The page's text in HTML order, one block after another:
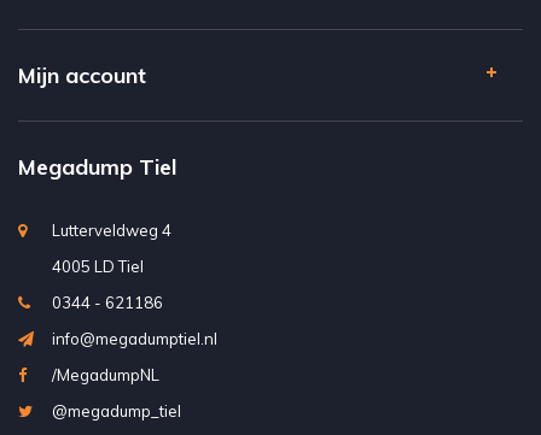
Mijn account
Megadump Tiel
Lutterveldweg 4
4005 LD Tiel
0344 - 621186
info@megadumptiel.nl
/MegadumpNL
@megadump_tiel